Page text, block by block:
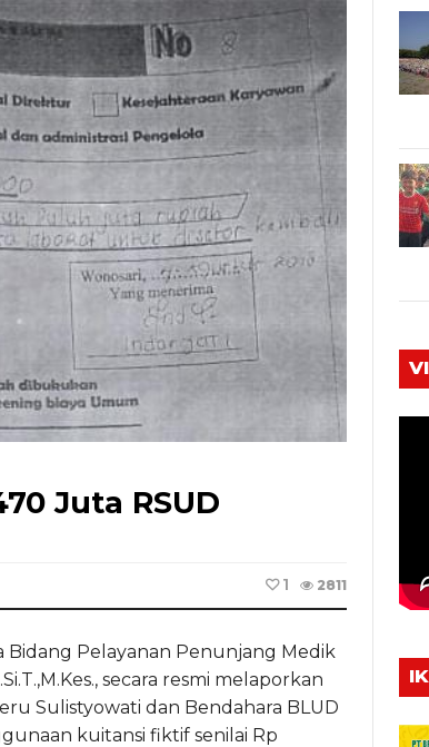
Juta RSUD
2811
1
Bidang Pelayanan Penunjang Medik
secara resmi melaporkan
Sulistyowati dan Bendahara BLUD
kuitansi fiktif senilai Rp